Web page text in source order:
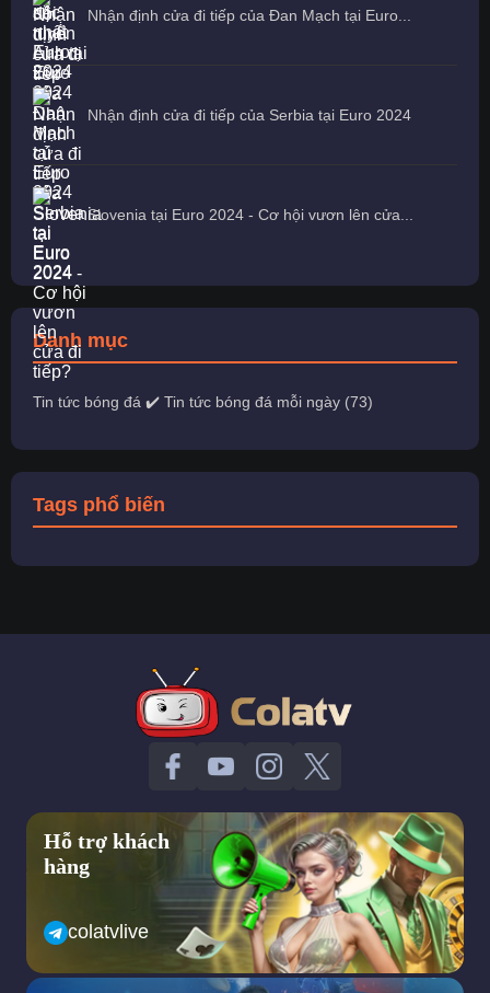
Nhận định cửa đi tiếp của Đan Mạch tại Euro...
Nhận định cửa đi tiếp của Serbia tại Euro 2024
Slovenia tại Euro 2024 - Cơ hội vươn lên cửa...
Danh mục
Tin tức bóng đá ✔️ Tin tức bóng đá mỗi ngày (73)
Tags phổ biến
Hỗ trợ khách
hàng
colatvlive